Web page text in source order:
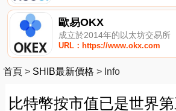
歐易OKX
成立於2014年的以太坊交易所
URL：https://www.okx.com
首頁 > SHIB最新價格 > Info
比特幣按市值已是世界